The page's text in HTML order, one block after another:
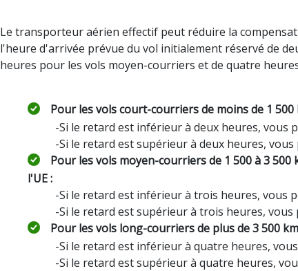
Le transporteur aérien effectif peut réduire la
l'heure d'arrivée prévue du vol initialement réservé de
heures pour les vols moyen-courriers et de quatre
Pour les vols court-courriers de moins de 1 500
-Si le retard est inférieur à deux heures, vous
-Si le retard est supérieur à deux heures,
Pour les vols moyen-courriers de 1 500 à 3
l'UE :
-Si le retard est inférieur à trois heures, vous
-Si le retard est supérieur à trois heures,
Pour les vols long-courriers de plus de 3 500
-Si le retard est inférieur à quatre heures,
-Si le retard est supérieur à quatre heures,